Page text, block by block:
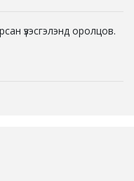
үзэсгэлэнд оролцов.